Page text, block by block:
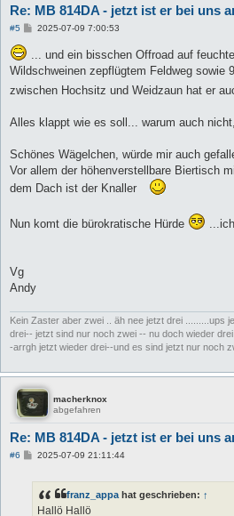
Re: MB 814DA - jetzt ist er bei uns
#5
B
t
r
g
2025-07-09 7:00:53
... und ein bisschen Offroad auf
Wildschweinen zepflügtem Feldweg sowie
zwischen Hochsitz und Weidzaun hat er
Alles klappt wie es soll... warum auch
Schönes Wägelchen, würde mir auch
Vor allem der höhenverstellbare Biertisch
dem Dach ist der Knaller
Nun komt die bürokratische Hürde
Vg
Andy
Kein Zaster aber zwei .. äh nee jetzt drei .........ups
drei-- jetzt sind nur noch zwei -- nu doch wieder
-arrgh jetzt wieder drei--und es sind jetzt nur noch
macherknox
abgefahren
Re: MB 814DA - jetzt ist er bei uns
#6
B
a
2025-07-09 21:11:44
franz_appa hat geschrieben: ↑
Hallö Hallö